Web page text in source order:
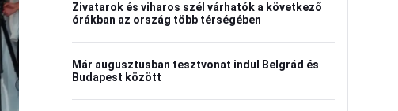
Zivatarok és viharos szél várhatók a következő
órákban az ország több térségében
Már augusztusban tesztvonat indul Belgrád és
Budapest között